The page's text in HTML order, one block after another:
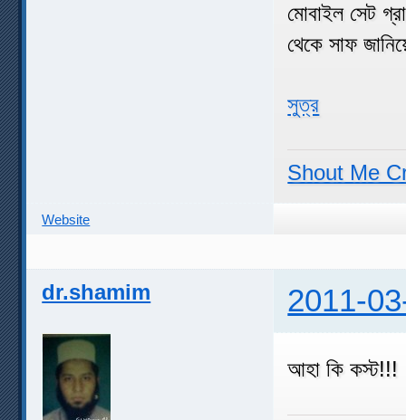
মোবাইল সেট
থেকে সাফ
সুত্র
Shout Me
Website
dr.shamim 2011-
আহা কি কস্ট!!!